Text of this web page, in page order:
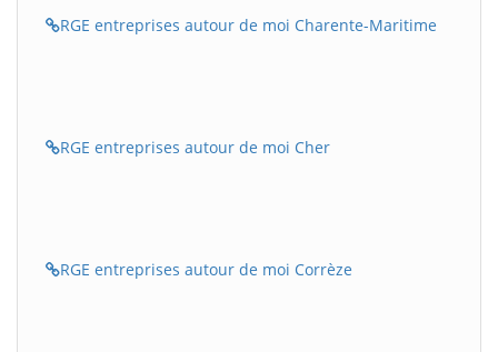
RGE entreprises autour de moi Charente-Maritime
RGE entreprises autour de moi Cher
RGE entreprises autour de moi Corrèze